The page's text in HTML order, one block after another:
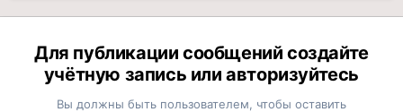
Для публикации сообщений создайте
учётную запись или авторизуйтесь
Вы должны быть пользователем, чтобы оставить